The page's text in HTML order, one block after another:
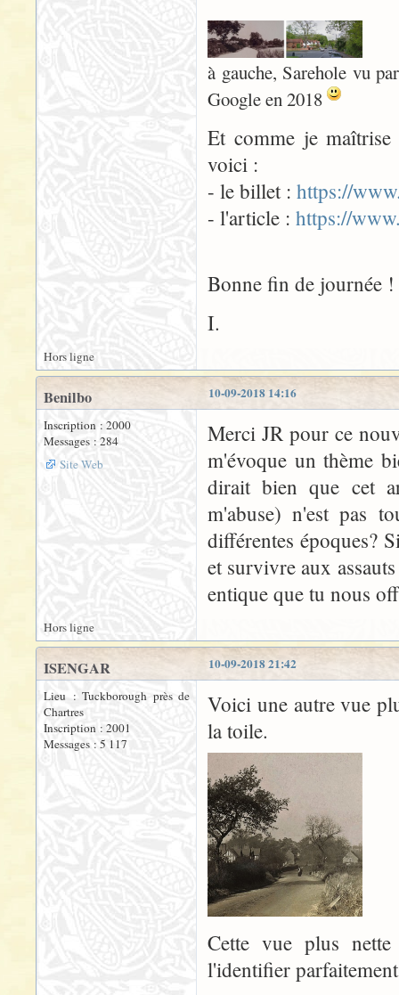
à gauche, Sarehole vu
Google en 2018
Et comme je
voici :
- le billet : https://
- l'article : https://
Bonne fin de journée !
I.
Hors ligne
10-09-2018 14:16
Benilbo
Inscription : 2000
Messages : 284
Site Web
Merci JR pour ce
m'évoque un thème
dirait bien que cet
m'abuse) n'est pas
différentes époques?
et survivre aux
entique que tu nous
Hors ligne
10-09-2018 21:42
ISENGAR
Lieu : Tuckborough près de
Chartres
Inscription : 2001
Messages : 5 117
Voici une autre vue
la toile.
Cette vue plus
l'identifier